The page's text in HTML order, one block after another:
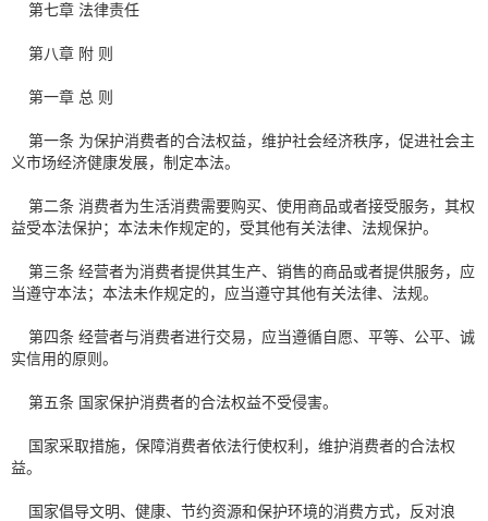
第七章 法律责任
第八章 附 则
第一章 总 则
第一条 为保护消费者的合法权益，维护社会经济秩序，促进社会主
义市场经济健康发展，制定本法。
第二条 消费者为生活消费需要购买、使用商品或者接受服务，其权
益受本法保护；本法未作规定的，受其他有关法律、法规保护。
第三条 经营者为消费者提供其生产、销售的商品或者提供服务，应
当遵守本法；本法未作规定的，应当遵守其他有关法律、法规。
第四条 经营者与消费者进行交易，应当遵循自愿、平等、公平、诚
实信用的原则。
第五条 国家保护消费者的合法权益不受侵害。
国家采取措施，保障消费者依法行使权利，维护消费者的合法权
益。
国家倡导文明、健康、节约资源和保护环境的消费方式，反对浪